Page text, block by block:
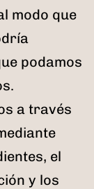
modo que
podamos
a través
el
y los